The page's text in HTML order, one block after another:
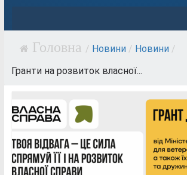
/ Новини / Новини /
Гранти на розвиток власної...